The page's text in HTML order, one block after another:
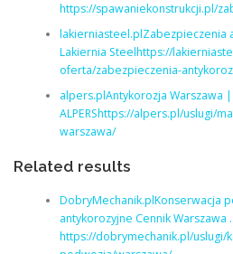
https://spawaniekonstrukcji.pl/
lakierniasteel.plZabezpieczenia
Lakiernia Steelhttps://
oferta/zabezpieczenia-
alpers.plAntykorozja Warszawa
ALPERShttps://alpers.pl/uslugi/
warszawa/
Related results
DobryMechanik.plKonserwacja
antykorozyjne Cennik Warszawa
https://dobrymechanik.pl/uslugi/